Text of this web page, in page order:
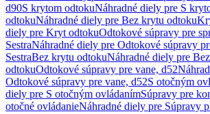
d90S krytom odtokuNáhradné diely pre S
odtokuNáhradné diely pre Bez krytu odtoku
diely pre Kryt odtokuOdtokové súpravy pre
SestraNáhradné diely pre Odtokové súpravy
SestraBez krytu odtokuNáhradné diely pre
odtokuOdtokové súpravy pre vane, d52
Odtokové súpravy pre vane, d52S otočným
diely pre S otočným ovládanímSúpravy pre
otočné ovládanieNáhradné diely pre Súpravy